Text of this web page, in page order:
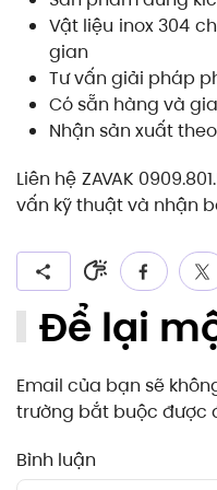
Vật liệu inox 304
gian
Tư vấn giải pháp
Có sẵn hàng và
Nhận sản xuất
Liên hệ ZAVAK
vấn kỹ thuật và nhận
Để lại
Email của bạn sẽ
trường bắt buộc được
Bình luận